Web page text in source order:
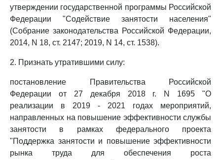
утверждении государственной программы Российской
Федерации "Содействие занятости населения"
(Собрание законодательства Российской Федерации,
2014, N 18, ст. 2147; 2019, N 14, ст. 1538).
2. Признать утратившими силу:
постановление Правительства Российской
Федерации от 27 декабря 2018 г. N 1695 "О
реализации в 2019 - 2021 годах мероприятий,
направленных на повышение эффективности службы
занятости в рамках федерального проекта
"Поддержка занятости и повышение эффективности
рынка труда для обеспечения роста